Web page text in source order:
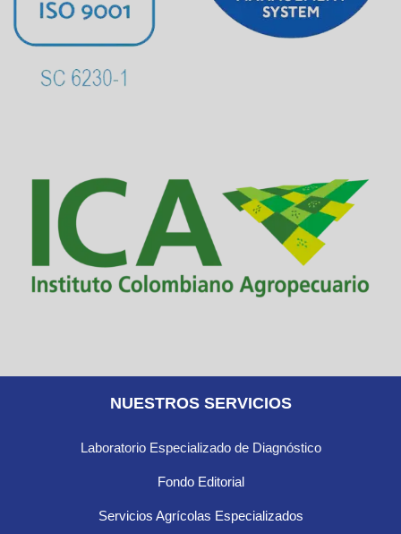
NUESTROS SERVICIOS
Laboratorio Especializado de Diagnóstico
Fondo Editorial
Servicios Agrícolas Especializados